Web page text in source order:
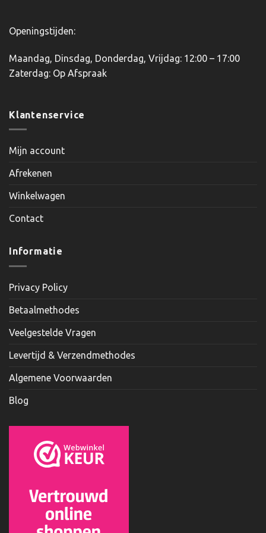
Openingstijden:
Maandag, Dinsdag, Donderdag, Vrijdag: 12:00 – 17:00
Zaterdag: Op Afspraak
Klantenservice
Mijn account
Afrekenen
Winkelwagen
Contact
Informatie
Privacy Policy
Betaalmethodes
Veelgestelde Vragen
Levertijd & Verzendmethodes
Algemene Voorwaarden
Blog